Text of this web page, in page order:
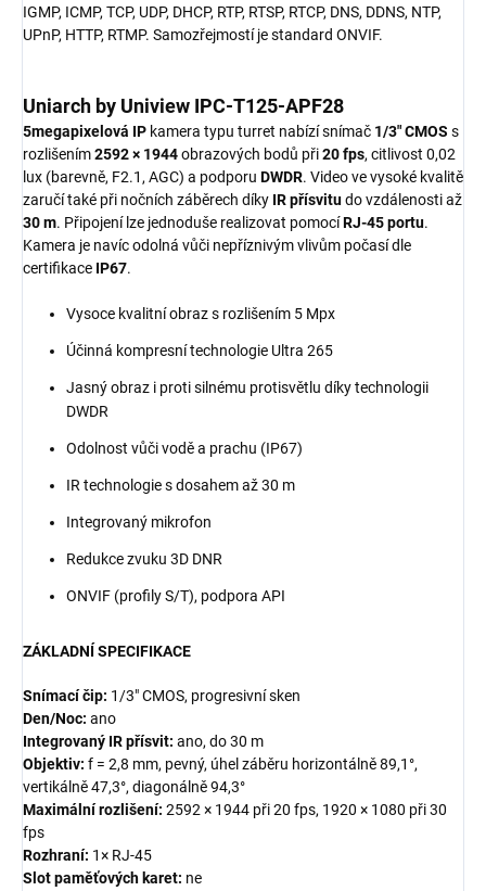
IGMP, ICMP, TCP, UDP, DHCP, RTP, RTSP, RTCP, DNS, DDNS, NTP,
UPnP, HTTP, RTMP. Samozřejmostí je standard ONVIF.
Uniarch by Uniview IPC-T125-APF28
5megapixelová IP kamera typu turret nabízí snímač 1/3" CMOS s
rozlišením2592 × 1944obrazových bodů při20 fps, citlivost 0,02
lux (barevně, F2.1, AGC) a podporu DWDR. Video ve vysoké kvalitě
zaručí také při nočních záběrech díky IR přísvitudo vzdálenosti až
30 m. Připojení lze jednoduše realizovat pomocíRJ-45 portu.
Kamera je navíc odolná vůči nepříznivým vlivům počasí dle
certifikace IP67.
Vysoce kvalitní obraz s rozlišením 5 Mpx
Účinná kompresní technologie Ultra 265
Jasný obraz i proti silnému protisvětlu díky technologii
DWDR
Odolnost vůči vodě a prachu (IP67)
IR technologie s dosahem až 30 m
Integrovaný mikrofon
Redukce zvuku 3D DNR
ONVIF (profily S/T), podpora API
ZÁKLADNÍ SPECIFIKACE
Snímací čip: 1/3" CMOS, progresivní sken
Den/Noc: ano
Integrovaný IR přísvit: ano, do 30 m
Objektiv: f = 2,8 mm, pevný, úhel záběru horizontálně 89,1°,
vertikálně 47,3°, diagonálně 94,3°
Maximální rozlišení: 2592 × 1944 při 20 fps, 1920 × 1080 při 30
fps
Rozhraní: 1× RJ-45
Slot paměťových karet: ne